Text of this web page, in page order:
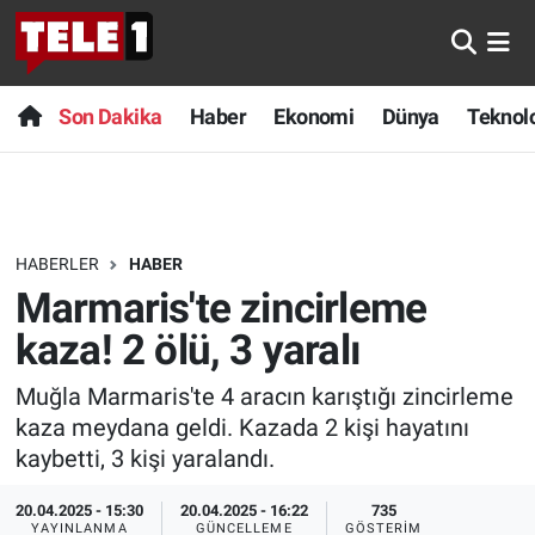
Son Dakika Haber Ekonomi Dünya
HABERLER HABER
Marmaris'te zincirleme
kaza! 2 ölü, 3 yaralı
Muğla Marmaris'te 4 aracın karıştığı zincirleme
kaza meydana geldi. Kazada 2 kişi hayatını
kaybetti, 3 kişi yaralandı.
20.04.2025 - 15:30
YAYINLANMA
20.04.2025 - 16:22
GÜNCELLEME
735
GÖSTERIM
Anında Manşet
Başka Sohbetler
Bilim turu
Bilim ve Teknoloji Evreni
Doğa Konuşuyor
Dünya
Ege Saati
Son Dakika
Haber
Dünya
Teknoloji
Sağlık
Spor
Yayın Akışı
Nöbetçi Eczaneler
Hava Durumu
Trafik Durumu
Süper Lig Puan Durumu ve Fikstür
Tüm Manşetler
Son Dakika Haberleri
Haber Arşivi